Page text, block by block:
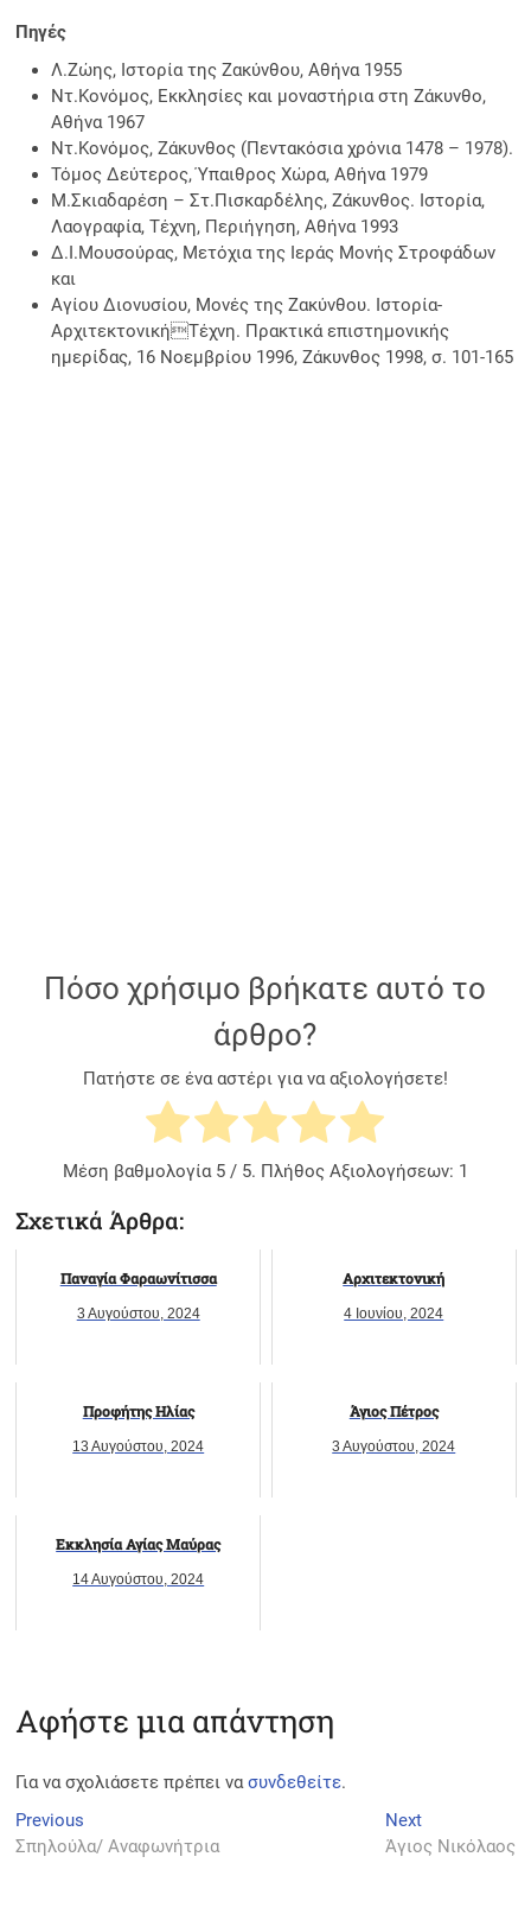
Πηγές
Λ.Ζώης, Ιστορία της Ζακύνθου, Αθήνα 1955
Ντ.Κονόμος, Εκκλησίες και μοναστήρια στη Ζάκυνθο,
Αθήνα 1967
Ντ.Κονόμος, Ζάκυνθος (Πεντακόσια χρόνια 1478 – 1978).
Τόμος Δεύτερος, Ύπαιθρος Χώρα, Αθήνα 1979
Μ.Σκιαδαρέση – Στ.Πισκαρδέλης, Ζάκυνθος. Ιστορία,
Λαογραφία, Τέχνη, Περιήγηση, Αθήνα 1993
Δ.Ι.Μουσούρας, Μετόχια της Ιεράς Μονής Στροφάδων
και
Αγίου Διονυσίου, Μονές της Ζακύνθου. Ιστορία-
ΑρχιτεκτονικήΤέχνη. Πρακτικά επιστημονικής
ημερίδας, 16 Νοεμβρίου 1996, Ζάκυνθος 1998, σ. 101-165
Πόσο χρήσιμο βρήκατε αυτό το
άρθρο?
Πατήστε σε ένα αστέρι για να αξιολογήσετε!
Μέση βαθμολογία 5/ 5. Πλήθος Αξιολογήσεων: 1
Σχετικά Άρθρα:
Παναγία Φαραωνίτισσα
3 Αυγούστου, 2024
Αρχιτεκτονική
4 Ιουνίου, 2024
Προφήτης Ηλίας
13 Αυγούστου, 2024
Άγιος Πέτρος
3 Αυγούστου, 2024
Εκκλησία Αγίας Μαύρας
14 Αυγούστου, 2024
Αφήστε μια απάντηση
Για να σχολιάσετε πρέπει νασυνδεθείτε.
Πλοήγηση
άρθρων
Previous
post:
Σπηλούλα/ Αναφωνήτρια
NextNext
post:
Άγιος Νικόλαος